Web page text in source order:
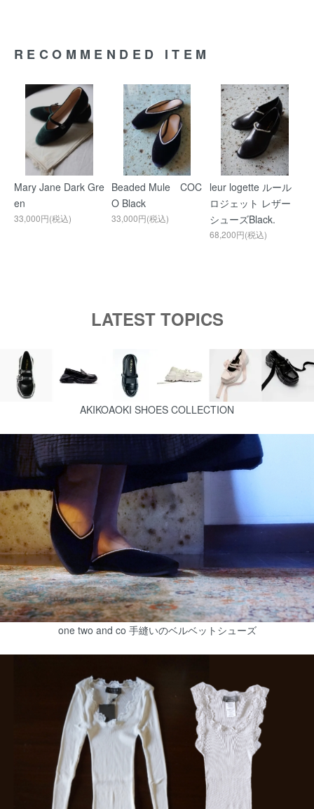
RECOMMENDED ITEM
Mary Jane Dark Gre
en
33,000円(税込)
Beaded Mule COC
O Black
33,000円(税込)
leur logette ルール
ロジェット レザー
シューズBlack.
68,200円(税込)
LATEST TOPICS
AKIKOAOKI SHOES COLLECTION
one two and co 手縫いのベルベットシューズ